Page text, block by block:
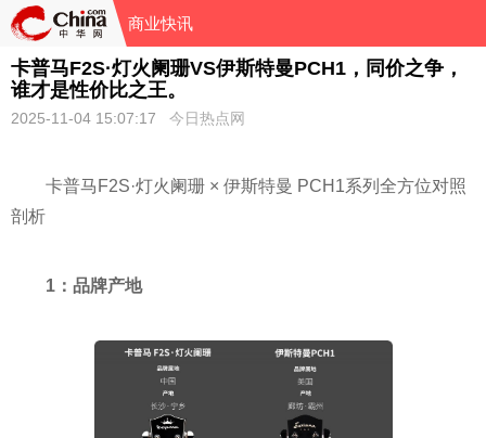
商业快讯
卡普马F2S·灯火阑珊VS伊斯特曼PCH1，同价之争，
谁才是性价比之王。
2025-11-04 15:07:17 今日热点网
卡普马F2S·灯火阑珊 × 伊斯特曼 PCH1系列全方位对照
剖析
1：品牌产地